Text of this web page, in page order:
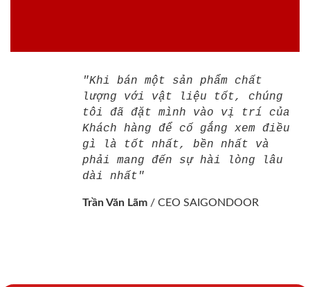
"Khi bán một sản phẩm chất
lượng với vật liệu tốt, chúng
tôi đã đặt mình vào vị trí của
Khách hàng để cố gắng xem điều
gì là tốt nhất, bền nhất và
phải mang đến sự hài lòng lâu
dài nhất"
Trần Văn Lãm / CEO SAIGONDOOR